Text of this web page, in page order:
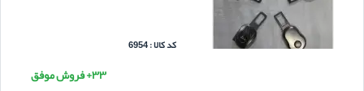
کد کالا : 6954
۳۳+ فروش موفق